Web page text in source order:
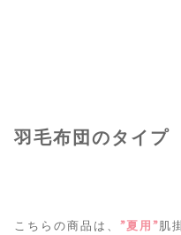
羽毛布団のタイプ
こちらの商品は、 ”夏用”肌